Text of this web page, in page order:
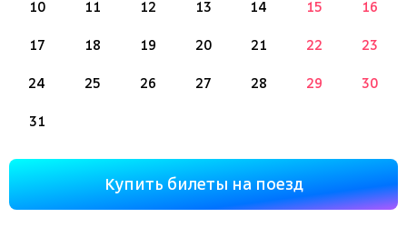
10 11 12 13 14 15 16
17 18 19 20 21 22 23
24 25 26 27 28 29 30
31
Купить билеты на поезд